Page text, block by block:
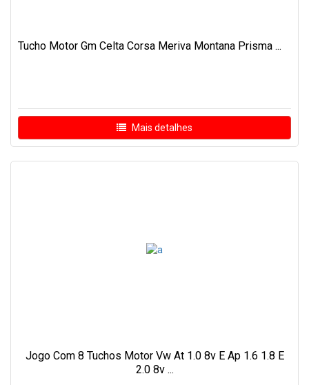
Tucho Motor Gm Celta Corsa Meriva Montana Prisma ...
Mais detalhes
Jogo Com 8 Tuchos Motor Vw At 1.0 8v E Ap 1.6 1.8 E
2.0 8v ...